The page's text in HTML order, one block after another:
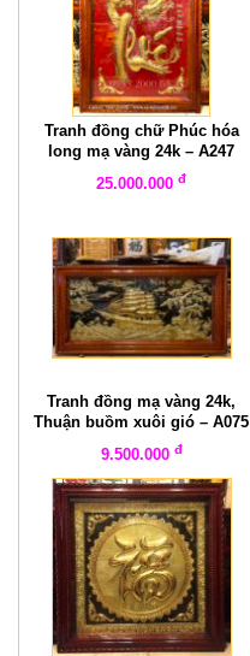
Tranh đồng chữ Phúc hóa
long mạ vàng 24k – A247
25.000.000 đ
Tranh đồng mạ vàng 24k,
Thuận buồm xuôi gió – A075
9.500.000 đ